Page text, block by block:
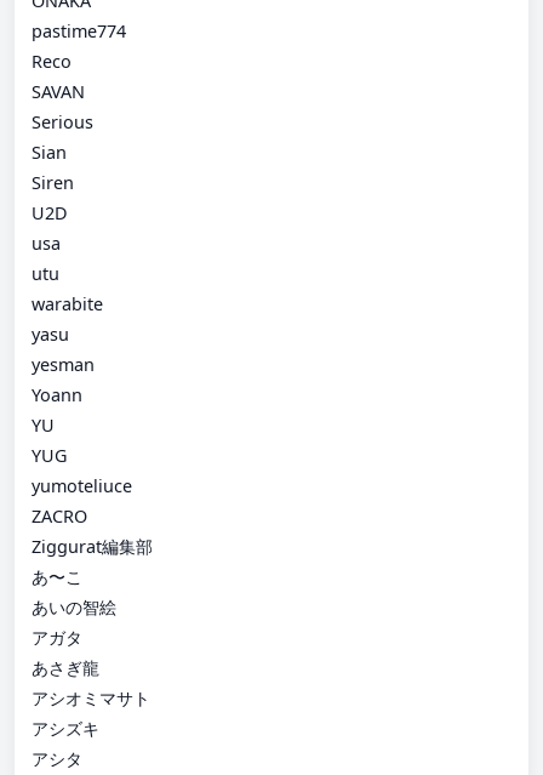
pastime774
Reco
SAVAN
Serious
Sian
Siren
U2D
usa
utu
warabite
yasu
yesman
Yoann
YU
YUG
yumoteliuce
ZACRO
Ziggurat編集部
あ〜こ
あいの智絵
アガタ
あさぎ龍
アシオミマサト
アシズキ
アシタ